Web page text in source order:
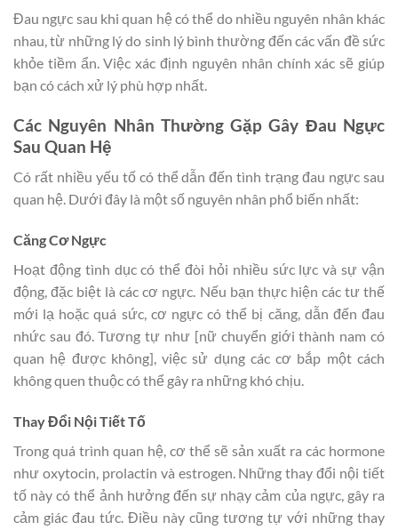
Đau ngực sau khi quan hệ có thể do nhiều nguyên nhân khác
nhau, từ những lý do sinh lý bình thường đến các vấn đề sức
khỏe tiềm ẩn. Việc xác định nguyên nhân chính xác sẽ giúp
bạn có cách xử lý phù hợp nhất.
Các Nguyên Nhân Thường Gặp Gây Đau Ngực
Sau Quan Hệ
Có rất nhiều yếu tố có thể dẫn đến tình trạng đau ngực sau
quan hệ. Dưới đây là một số nguyên nhân phổ biến nhất:
Căng Cơ Ngực
Hoạt động tình dục có thể đòi hỏi nhiều sức lực và sự vận
động, đặc biệt là các cơ ngực. Nếu bạn thực hiện các tư thế
mới lạ hoặc quá sức, cơ ngực có thể bị căng, dẫn đến đau
nhức sau đó. Tương tự như [nữ chuyển giới thành nam có
quan hệ được không], việc sử dụng các cơ bắp một cách
không quen thuộc có thể gây ra những khó chịu.
Thay Đổi Nội Tiết Tố
Trong quá trình quan hệ, cơ thể sẽ sản xuất ra các hormone
như oxytocin, prolactin và estrogen. Những thay đổi nội tiết
tố này có thể ảnh hưởng đến sự nhạy cảm của ngực, gây ra
cảm giác đau tức. Điều này cũng tương tự với những thay